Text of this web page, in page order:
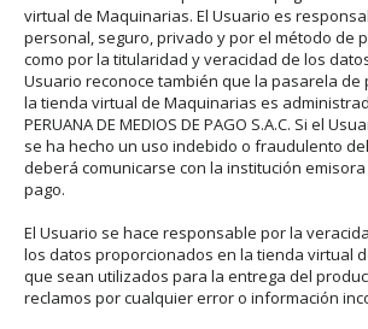
virtual de Maquinarias. El Usuario es
personal, seguro, privado y por el método de
como por la titularidad y veracidad de los
Usuario reconoce también que la pasarela de
la tienda virtual de Maquinarias es
PERUANA DE MEDIOS DE PAGO S.A.C. Si el
se ha hecho un uso indebido o fraudulento
deberá comunicarse con la institución
pago.
El Usuario se hace responsable por la
los datos proporcionados en la tienda virtual
que sean utilizados para la entrega del
reclamos por cualquier error o información